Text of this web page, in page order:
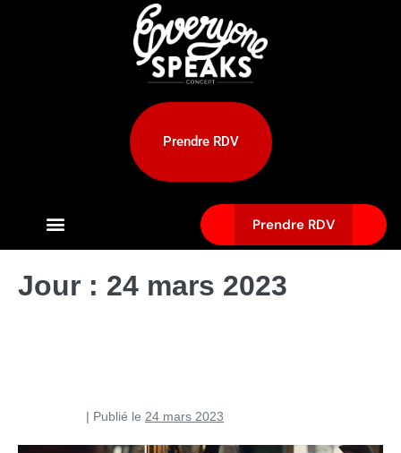
Prendre RDV
Prendre RDV
Jour : 24 mars 2023
| Publié le 24 mars 2023